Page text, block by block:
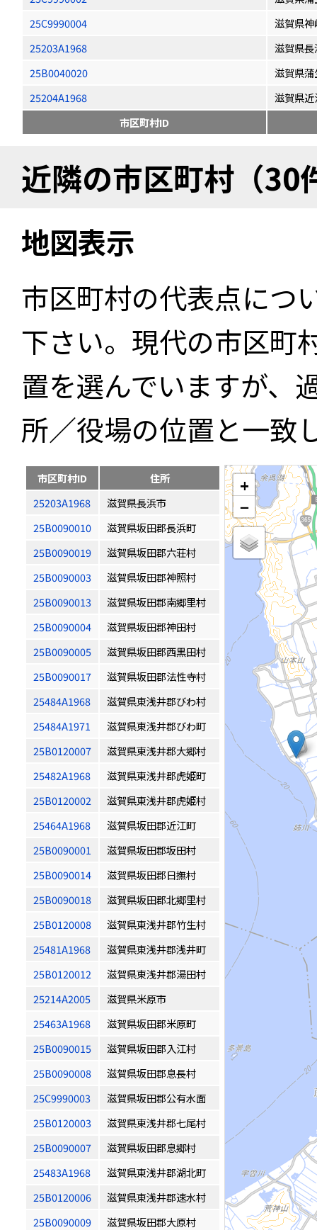
25C9990004
滋賀県
25203A1968
滋賀県長
25B0040020
滋賀県
25204A1968
滋賀県
市区町村ID
近隣の市区町村（30
地図表示
市区町村の代表点につ
下さい。現代の市区町
置を選んでいますが、
所／役場の位置と一致
市区町村ID
住所
25203A1968
滋賀県長浜市
25B0090010
滋賀県坂田郡長浜町
25B0090019
滋賀県坂田郡六荘村
25B0090003
滋賀県坂田郡神照村
25B0090013
滋賀県坂田郡南郷里村
25B0090004
滋賀県坂田郡神田村
25B0090005
滋賀県坂田郡西黒田村
25B0090017
滋賀県坂田郡法性寺村
25484A1968
滋賀県東浅井郡びわ村
25484A1971
滋賀県東浅井郡びわ町
25B0120007
滋賀県東浅井郡大郷村
25482A1968
滋賀県東浅井郡虎姫町
25B0120002
滋賀県東浅井郡虎姫村
25464A1968
滋賀県坂田郡近江町
25B0090001
滋賀県坂田郡坂田村
25B0090014
滋賀県坂田郡日撫村
25B0090018
滋賀県坂田郡北郷里村
25B0120008
滋賀県東浅井郡竹生村
25481A1968
滋賀県東浅井郡浅井町
25B0120012
滋賀県東浅井郡湯田村
25214A2005
滋賀県米原市
25463A1968
滋賀県坂田郡米原町
25B0090015
滋賀県坂田郡入江村
25B0090008
滋賀県坂田郡息長村
25C9990003
滋賀県坂田郡公有水面
25B0120003
滋賀県東浅井郡七尾村
25B0090007
滋賀県坂田郡息郷村
25483A1968
滋賀県東浅井郡湖北町
25B0120006
滋賀県東浅井郡速水村
25B0090009
滋賀県坂田郡大原村
+
−